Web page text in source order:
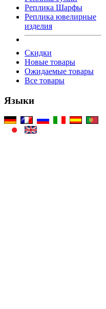
Реплика Шарфы
Реплика ювелирные
изделия
Скидки
Новые товары
Ожидаемые товары
Все товары
Языки